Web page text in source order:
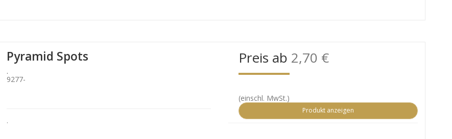
Pyramid Spots
.
9277-
.
Preis ab 2,70 €
(einschl. MwSt.)
Produkt anzeigen